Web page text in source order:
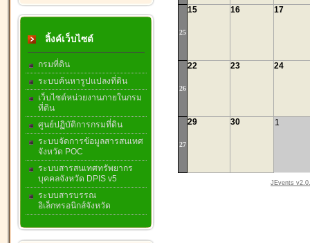
ลิ้งค์เว็บไซต์
กรมที่ดิน
ระบบค้นหารูปแปลงที่ดิน
เว็บไซต์หน่วยงานภายในกรม
ที่ดิน
ศูนย์ปฏิบัติการกรมที่ดิน
ระบบจัดการข้อมูลสารสนเทศ
จังหวัด POC
ระบบสารสนเทศทรัพยากร
บุคคลจังหวัด DPIS v5
ระบบสารบรรณ
อิเล็กทรอนิกส์จังหวัด
25
15 16 17
26
22 23 24
27
29 30 1
JEvents